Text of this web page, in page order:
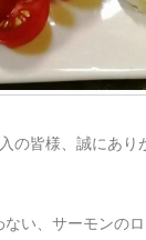
の皆様、誠にあり
い、サーモンの